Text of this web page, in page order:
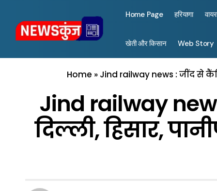
Home Page हरियाणा
खेती और किसान Web Story
Home » Jind railway news : जींद से
Jind railway
दिल्ली, हिसार,